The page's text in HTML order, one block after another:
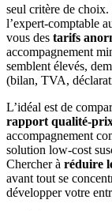
seul critère de
l’expert-comptable
vous des tarifs
accompagnement
semblent élevés,
(bilan, TVA,
L’idéal est de
rapport qualité-
accompagnement
solution low-cost
Chercher à réduire
avant tout se
développer votre